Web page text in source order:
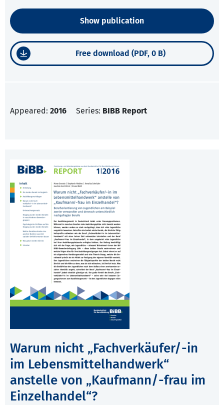
Show publication
Free download (PDF, 0 B)
Appeared: 2016 Series: BIBB Report
Warum nicht „Fachverkäufer/-in
im Lebensmittelhandwerk“
anstelle von „Kaufmann/-frau im
Einzelhandel“?